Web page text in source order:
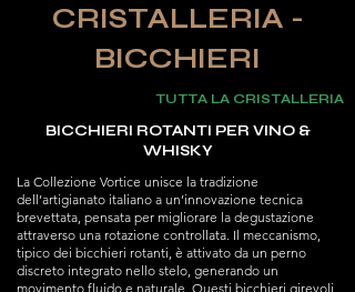
CRISTALLERIA -
BICCHIERI
TUTTA LA CRISTALLERIA
BICCHIERI ROTANTI PER VINO &
WHISKY
La Collezione Vortice unisce la tradizione
dell’artigianato italiano a un’innovazione tecnica
brevettata, pensata per migliorare la degustazione
attraverso una rotazione controllata. Il meccanismo,
tipico dei bicchieri rotanti, è attivato da un perno
discreto integrato nello stelo, generando un
movimento fluido e naturale. Questi bicchieri girevoli